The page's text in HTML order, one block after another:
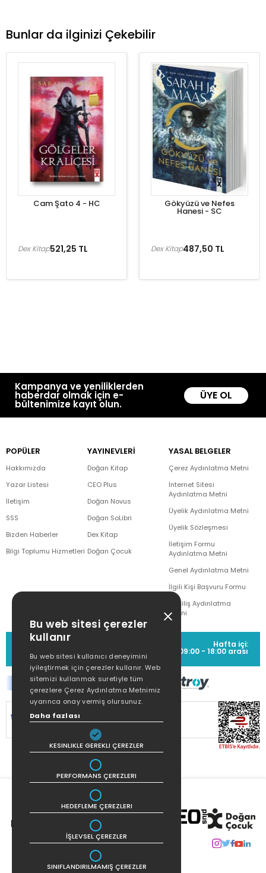
Bunlar da ilginizi Çekebilir
Cam Şato 4 - HC
521,25 TL
Dex Kitap
Gökyüzü ve Nefes
Hanesi - SC
487,50 TL
Dex Kitap
Kampanya ve yeniliklerden
haberdar olmak için e-
bültenimize kayıt olun.
ÜYE OL
POPÜLER
Hakkımızda
Yazar Listesi
İletişim
SSS
Bizden Haberler
Bilgi Toplumu Hizmetleri
YAYINEVLERİ
Doğan Kitap
CEO Plus
Doğan Novus
Doğan SoLibri
Dex Kitap
Doğan Çocuk
YASAL BELGELER
Çerez Aydınlatma Metni
İnternet Sitesi
Aydınlatma Metni
Üyelik Aydınlatma Metni
Üyelik Sözleşmesi
İletişim Formu
Aydınlatma Metni
Genel Aydınlatma Metni
İlgili Kişi Başvuru Formu
Çekiliş Aydınlatma
Metni
MÜŞTERİ HİZMETLERİ
(0212) 373 77 00
Hafta içi:
09:00 - 18:00 arası
SİTEMİZ
KORUNMAKTADIR.
Bu web sitesi çerezler
kullanır
Bu web sitesi kullanıcı deneyimini
iyileştirmek için çerezler kullanır. Web
sitemizi kullanmak suretiyle tüm
çerezlere Çerez Aydınlatma Metnimiz
uyarınca onay vermiş olursunuz.
Daha fazlası
KESINLIKLE GEREKLI ÇEREZLER
PERFORMANS ÇEREZLERI
HEDEFLEME ÇEREZLERI
İŞLEVSEL ÇEREZLER
SINIFLANDIRILMAMIŞ ÇEREZLER